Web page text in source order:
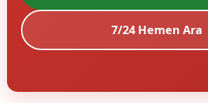
7/24 Hemen Ara